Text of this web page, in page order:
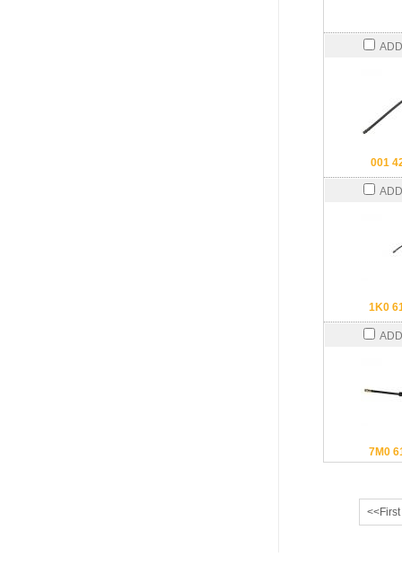
001
1K0
7M0
<<First